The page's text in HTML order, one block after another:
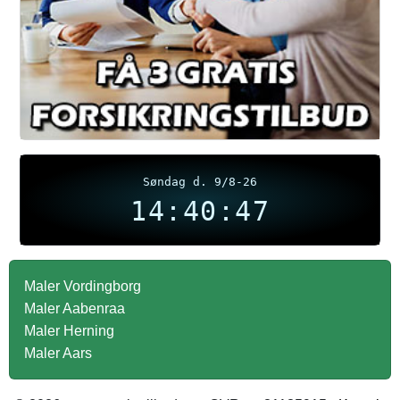
Søndag d. 9/8-26
14:40:48
Maler Vordingborg
Maler Aabenraa
Maler Herning
Maler Aars